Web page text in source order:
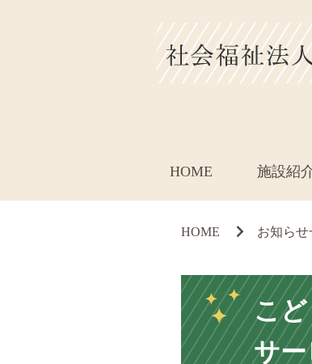
HOME 施設紹
HOME お知らせ
こ
サ